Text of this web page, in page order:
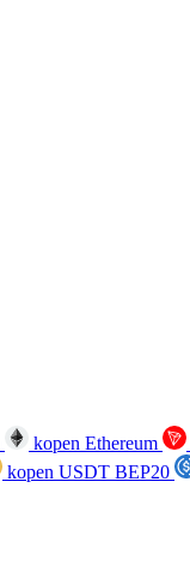
kopen Ethereum
kopen USDT BEP20